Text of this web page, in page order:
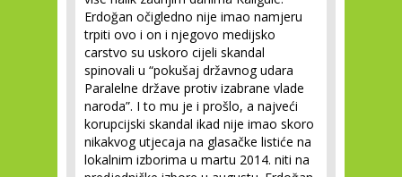
Erdoğan očigledno nije imao namjeru
trpiti ovo i on i njegovo medijsko
carstvo su uskoro cijeli skandal
spinovali u “pokušaj državnog udara
Paralelne države protiv izabrane vlade
naroda”. I to mu je i prošlo, a najveći
korupcijski skandal ikad nije imao skoro
nikakvog utjecaja na glasačke listiće na
lokalnim izborima u martu 2014. niti na